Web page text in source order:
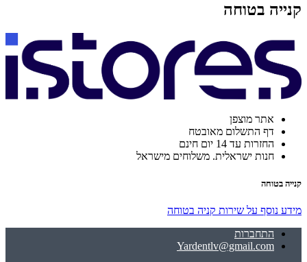
קנייה בטוחה
אתר מוצפן
דף התשלום מאובטח
החזרות עד 14 יום חינם
חנות ישראלית. משלוחים מישראל
קנייה בטוחה
מידע נוסף על שירות קניה בטוחה
התחברות
Yardentlv@gmail.com